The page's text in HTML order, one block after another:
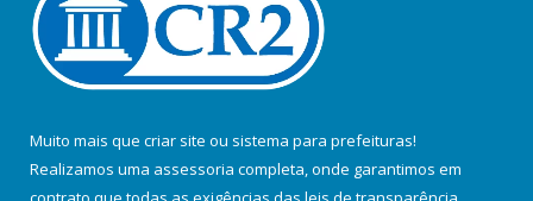
Muito mais que criar site ou sistema para prefeituras!
Realizamos uma assessoria completa, onde garantimos em